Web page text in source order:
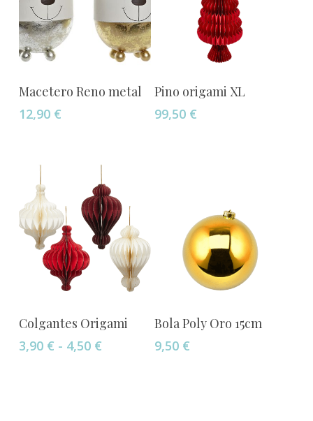
Añadir Al Carrito
Macetero Reno metal
12,90 €
Añadir Al Carrito
Pino origami XL
99,50 €
Seleccionar Opciones
producto
tiene
Colgantes Origami
3,90 € - 4,50 €Rango
Añadir Al Carrito
Bola Poly Oro 15cm
9,50 €